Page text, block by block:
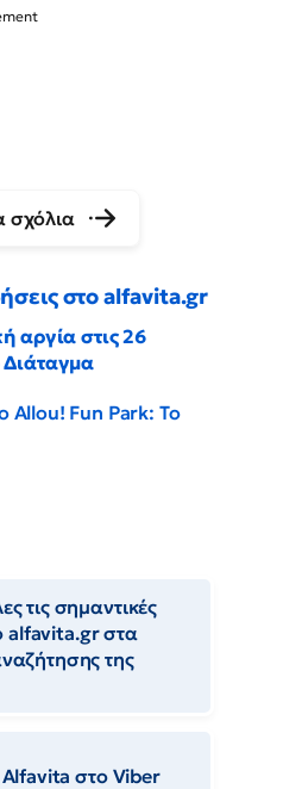
σχόλια
στο alfavita.gr
αργία στις 26
Allou! Fun Park: Το
τις σημαντικές
alfavita.gr στα
της
στο Viber